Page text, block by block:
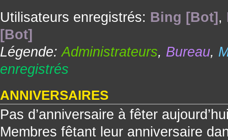
Utilisateurs enregistrés: Bing [Bot] ,
[Bot]
Légende:Administrateurs, Bureau,
enregistrés
ANNIVERSAIRES
Pas d’anniversaire à fêter
Membres fêtant leur anniversaire